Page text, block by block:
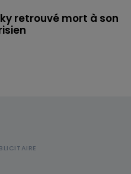
retrouvé mort à son